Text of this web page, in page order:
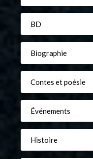
BD
Biographie
Contes et poésie
Événements
Histoire